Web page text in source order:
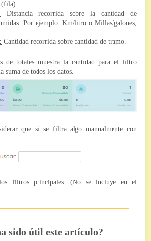
(fila).
Distancia recorrida sobre la cantidad de
Por ejemplo: Km/litro o Millas/galones,
Cantidad recorrida sobre cantidad de tramo.
de totales muestra la cantidad para el filtro
suma de todos los datos.
que si se filtra algo manualmente con
filtros principales. (No se incluye en el
sido útil este artículo?